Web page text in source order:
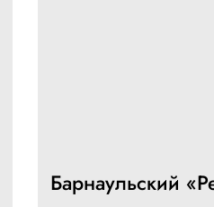
Барнаульский